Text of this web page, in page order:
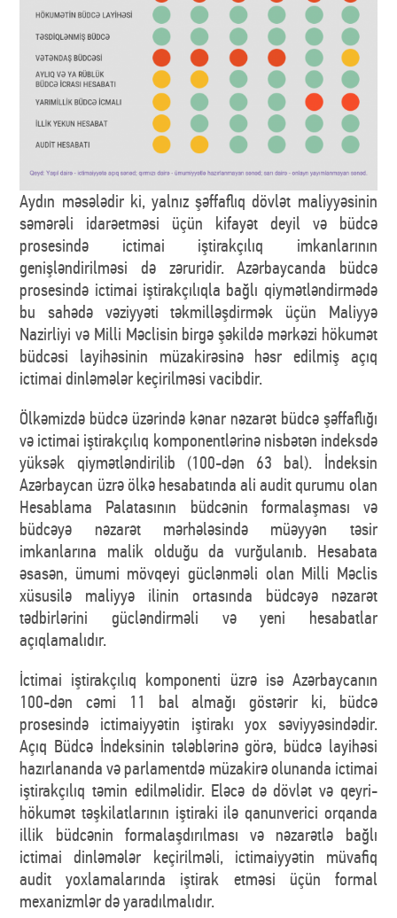
Aydın məsələdir ki, yalnız şəffaflıq dövlət maliyyəsinin
səmərəli idarəetməsi üçün kifayət deyil və büdcə
prosesində ictimai iştirakçılıq imkanlarının
genişləndirilməsi də zəruridir. Azərbaycanda büdcə
prosesində ictimai iştirakçılıqla bağlı qiymətləndirmədə
bu sahədə vəziyyəti təkmilləşdirmək üçün Maliyyə
Nazirliyi və Milli Məclisin birgə şəkildə mərkəzi hökumət
büdcəsi layihəsinin müzakirəsinə həsr edilmiş açıq
ictimai dinləmələr keçirilməsi vacibdir.
Ölkəmizdə büdcə üzərində kənar nəzarət büdcə şəffaflığı
və ictimai iştirakçılıq komponentlərinə nisbətən indeksdə
yüksək qiymətləndirilib (100-dən 63 bal). İndeksin
Azərbaycan üzrə ölkə hesabatında ali audit qurumu olan
Hesablama Palatasının büdcənin formalaşması və
büdcəyə nəzarət mərhələsində müəyyən təsir
imkanlarına malik olduğu da vurğulanıb. Hesabata
əsasən, ümumi mövqeyi güclənməli olan Milli Məclis
xüsusilə maliyyə ilinin ortasında büdcəyə nəzarət
tədbirlərini gücləndirməli və yeni hesabatlar
açıqlamalıdır.
İctimai iştirakçılıq komponenti üzrə isə Azərbaycanın
100-dən cəmi 11 bal almağı göstərir ki, büdcə
prosesində ictimaiyyətin iştirakı yox səviyyəsindədir.
Açıq Büdcə İndeksinin tələblərinə görə, büdcə layihəsi
hazırlananda və parlamentdə müzakirə olunanda ictimai
iştirakçılıq təmin edilməlidir. Eləcə də dövlət və qeyri-
hökumət təşkilatlarının iştiraki ilə qanunverici orqanda
illik büdcənin formalaşdırılması və nəzarətlə bağlı
ictimai dinləmələr keçirilməli, ictimaiyyətin müvafiq
audit yoxlamalarında iştirak etməsi üçün formal
mexanizmlər də yaradılmalıdır.